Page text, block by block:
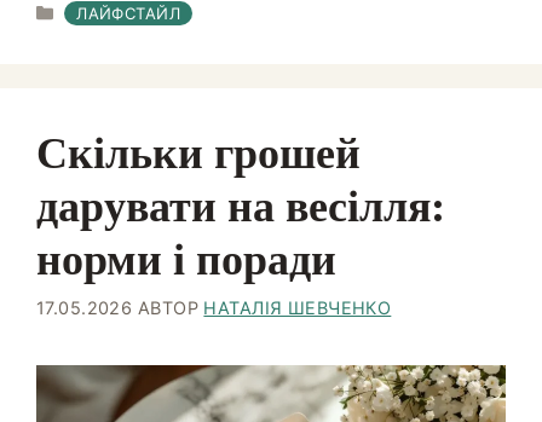
КАТЕГОРІЇ
ЛАЙФСТАЙЛ
Скільки грошей
дарувати на весілля:
норми і поради
17.05.2026 АВТОР НАТАЛІЯ ШЕВЧЕНКО